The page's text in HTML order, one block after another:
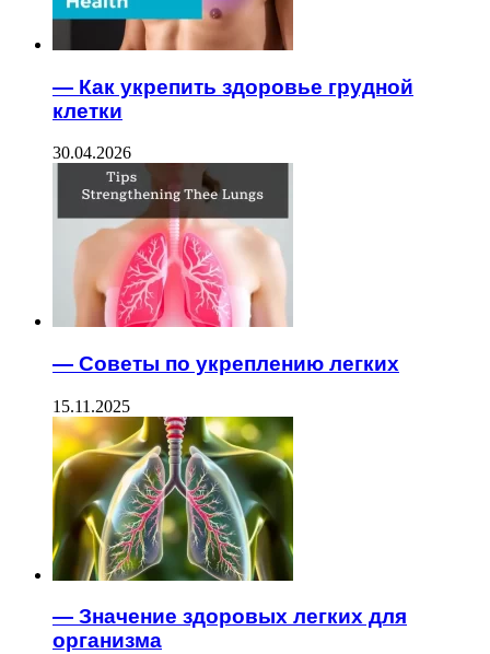
— Как укрепить здоровье грудной
клетки
30.04.2026
— Советы по укреплению легких
15.11.2025
— Значение здоровых легких для
организма